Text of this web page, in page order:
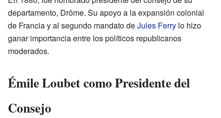
departamento, Drôme. Su apoyo a la expansión colonial
de Francia y al segundo mandato deJules Ferry lo hizo
ganar importancia entre los políticos republicanos
moderados.
Émile Loubet como Presidente del
Consejo